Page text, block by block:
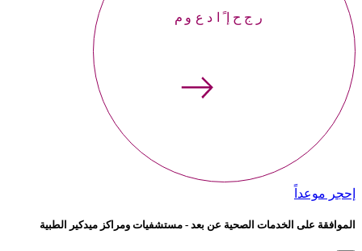
إحجر موعداً
إحجر موعداً
الموافقة على الخدمات الصحية عن بعد - مستشفيات ومراكز ميدكير الطبية